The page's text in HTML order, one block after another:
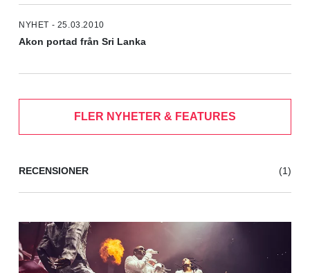
NYHET - 25.03.2010
Akon portad från Sri Lanka
FLER NYHETER & FEATURES
RECENSIONER (1)